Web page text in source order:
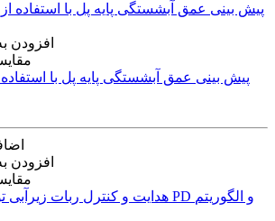
افزودن
پیش بینی عمق آبشستگی پایه پل با
افزودن